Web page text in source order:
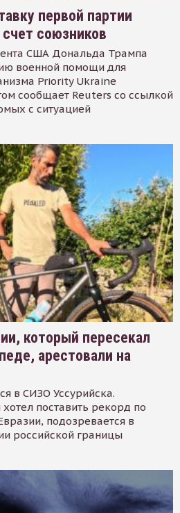
первой партии
союзников
США Дональда Трампа
военной помощи для
Priority Ukraine
сообщает Reuters со ссылкой
с ситуацией
который пересекал
арестовали на
в СИЗО Уссурийска.
поставить рекорд по
подозревается в
российской границы